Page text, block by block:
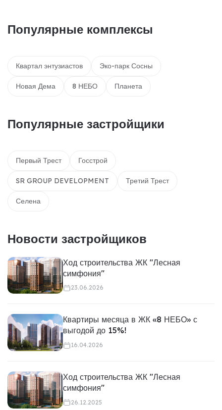
Популярные комплексы
Квартал энтузиастов Эко-парк Сосны
Новая Дема 8 НЕБО Планета
Популярные застройщики
Первый Трест Госстрой
SR GROUP DEVELOPMENT Третий Трест
Селена
Новости застройщиков
Ход строительства ЖК "Лесная
симфония"
23.06.2026
Квартиры месяца в ЖК «8 НЕБО» с
выгодой до 15%!
16.04.2026
Ход строительства ЖК "Лесная
симфония"
26.12.2025